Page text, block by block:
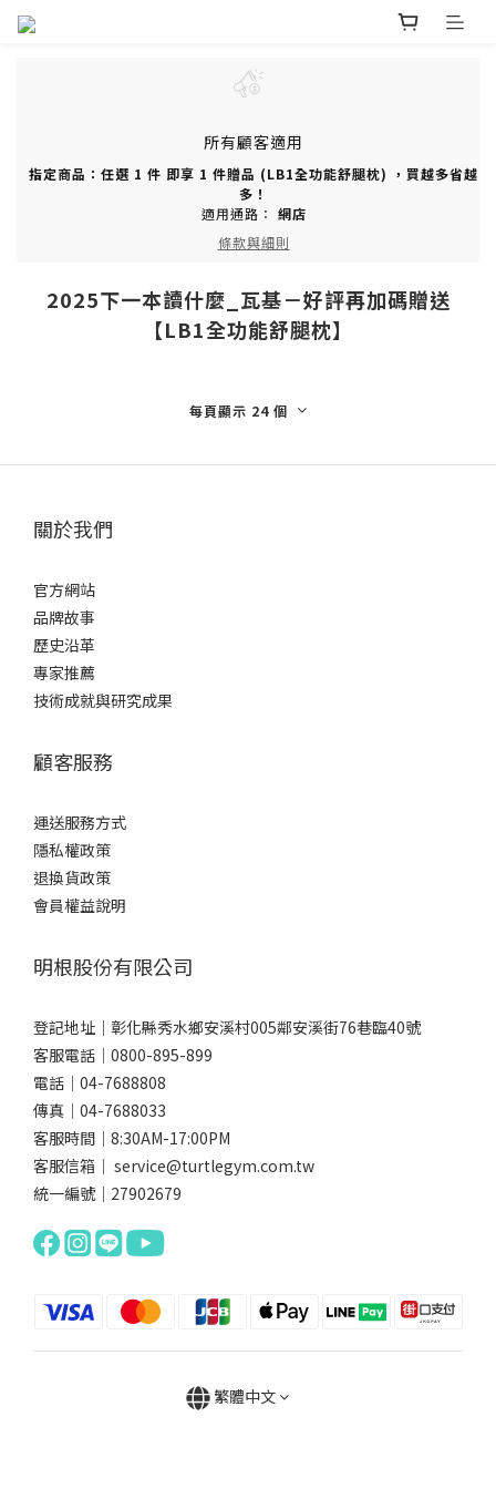
所有顧客適用
指定商品：任選 1 件 即享 1 件贈品 (LB1全功能舒腿枕) ，買越多省越
多！
適用通路： 網店
條款與細則
2025下一本讀什麼_瓦基－好評再加碼贈送
【LB1全功能舒腿枕】
每頁顯示 24 個
關於我們
官方網站
品牌故事
歷史沿革
專家推薦
技術成就與研究成果
顧客服務
運送服務方式
隱私權政策
退換貨政策
會員權益說明
明根股份有限公司
登記地址｜彰化縣秀水鄉安溪村005鄰安溪街76巷臨40號
客服電話｜0800-895-899
電話｜04-7688808
傳真｜04-7688033
客服時間｜8:30AM-17:00PM
客服信箱｜ service@turtlegym.com.tw
統一編號｜27902679
繁體中文